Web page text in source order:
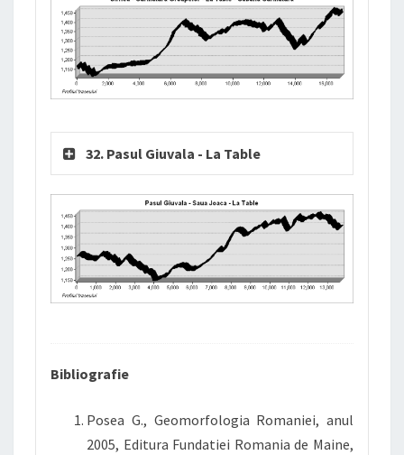
32. Pasul Giuvala - La Table
Bibliografie
Posea G., Geomorfologia Romaniei, anul
2005, Editura Fundatiei Romania de Maine,